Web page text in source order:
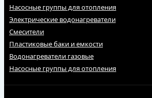
Насосные группы для отопления
Электрические водонагреватели
Смесители
Пластиковые баки и емкости
Водонагреватели газовые
Насосные группы для отопления